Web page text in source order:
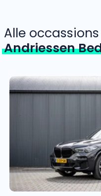
Alle
Andriessen